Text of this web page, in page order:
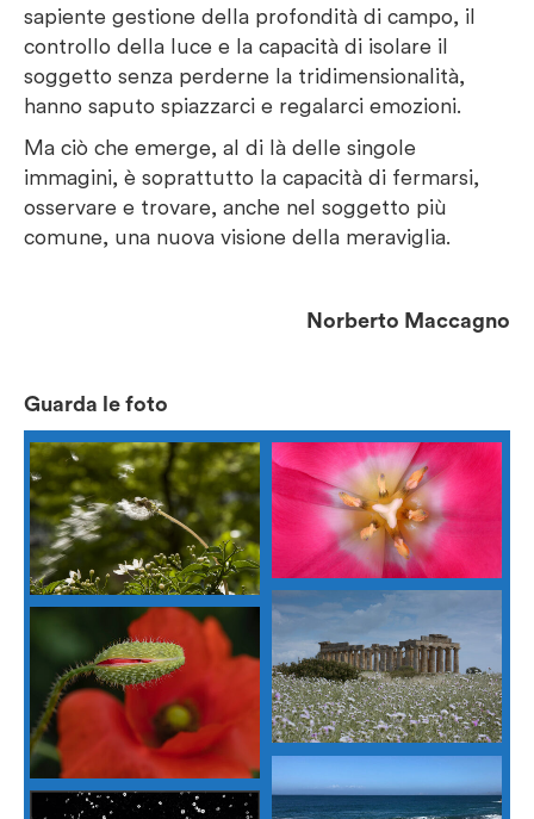
sapiente gestione della profondità di campo, il
controllo della luce e la capacità di isolare il
soggetto senza perderne la tridimensionalità,
hanno saputo spiazzarci e regalarci emozioni.
Ma ciò che emerge, al di là delle singole
immagini, è soprattutto la capacità di fermarsi,
osservare e trovare, anche nel soggetto più
comune, una nuova visione della meraviglia.
Norberto Maccagno
Guarda le foto